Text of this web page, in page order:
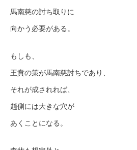
馬南慈の討ち取りに
向かう必要がある。
もしも、
王賁の策が馬南慈討ちであり、
それが成されれば、
趙側には大きな穴が
あくことになる。